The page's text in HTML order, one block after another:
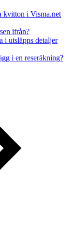
kvitton i Visma.net
ifrån?
i utsläpps detaljer
i en reseräkning?